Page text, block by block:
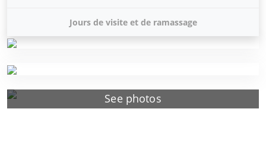
See photos
Jours de visite et de ramassage